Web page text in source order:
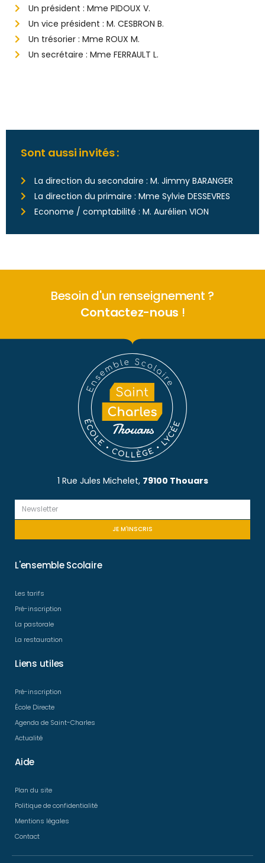
Un président : Mme PIDOUX V.
Un vice président : M. CESBRON B.
Un trésorier : Mme ROUX M.
Un secrétaire : Mme FERRAULT L.
Sont aussi invités :
La direction du secondaire : M. Jimmy BARANGER
La direction du primaire : Mme Sylvie DESSEVRES
Econome / comptabilité : M. Aurélien VION
Besoin d'un renseignement ?
Contactez-nous !
1 Rue Jules Michelet, 79100 Thouars
JE M'INSCRIS
L'ensemble Scolaire
Les tarifs
Pré-inscription
La pastorale
La restauration
Liens utiles
Pré-inscription
École Directe
Agenda de Saint-Charles​
Actualité
Aide
Plan du site
Politique de confidentialité
Mentions légales
Contact